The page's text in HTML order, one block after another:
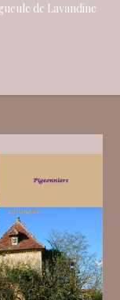
de Lavandine